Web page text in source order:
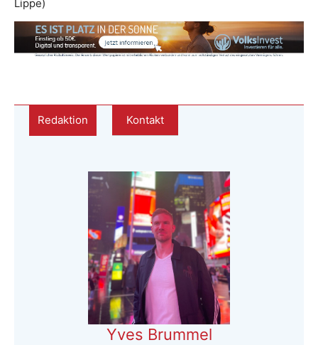
Lippe)
Redaktion Kontakt
Yves Brummel